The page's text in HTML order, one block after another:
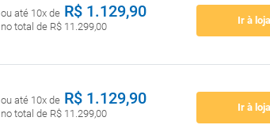
ou até 10x deR$ 1.129,90
no total de R$ 11.299,00
Ir à loja
ou até 10x deR$ 1.129,90
no total de R$ 11.299,00
Ir à loja